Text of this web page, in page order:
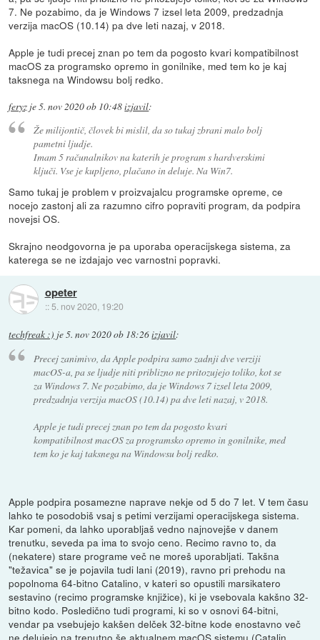
7. Ne pozabimo, da je Windows 7 izsel leta 2009, predzadnja
verzija macOS (10.14) pa dve leti nazaj, v 2018.
Apple je tudi precej znan po tem da pogosto kvari kompatibilnost
macOS za programsko opremo in gonilnike, med tem ko je kaj
taksnega na Windowsu bolj redko.
feryz je5. nov 2020 ob 10:48izjavil:
Že milijontič, človek bi mislil, da so tukaj zbrani malo bolj
pametni ljudje.
Imam 5 računalnikov na katerih je program s hardverskimi
ključi. Vse je kupljeno, plačano in deluje. Na Win7.
Samo tukaj je problem v proizvajalcu programske opreme, ce
nocejo zastonj ali za razumno cifro popraviti program, da podpira
novejsi OS.
Skrajno neodgovorna je pa uporaba operacijskega sistema, za
katerega se ne izdajajo vec varnostni popravki.
opeter
:: 5. nov 2020, 19:20
techfreak :) je5. nov 2020 ob 18:26izjavil:
Precej zanimivo, da Apple podpira samo zadnji dve verziji
macOS-a, pa se ljudje niti priblizno ne pritozujejo toliko, kot se
za Windows 7. Ne pozabimo, da je Windows 7 izsel leta 2009,
predzadnja verzija macOS (10.14) pa dve leti nazaj, v 2018.
Apple je tudi precej znan po tem da pogosto kvari
kompatibilnost macOS za programsko opremo in gonilnike, med
tem ko je kaj taksnega na Windowsu bolj redko.
Apple podpira posamezne naprave nekje od 5 do 7 let. V tem času
lahko te posodobiš vsaj s petimi verzijami operacijskega sistema.
Kar pomeni, da lahko uporabljaš vedno najnovejše v danem
trenutku, seveda pa ima to svojo ceno. Recimo ravno to, da
(nekatere) stare programe več ne moreš uporabljati. Takšna
"težavica" se je pojavila tudi lani (2019), ravno pri prehodu na
popolnoma 64-bitno Catalino, v kateri so opustili marsikatero
sestavino (recimo programske knjižice), ki je vsebovala kakšno 32-
bitno kodo. Posledično tudi programi, ki so v osnovi 64-bitni,
vendar pa vsebujejo kakšen delček 32-bitne kode enostavno več
ne delujejo na trenutno še aktualnem macOS sistemu (Catalin